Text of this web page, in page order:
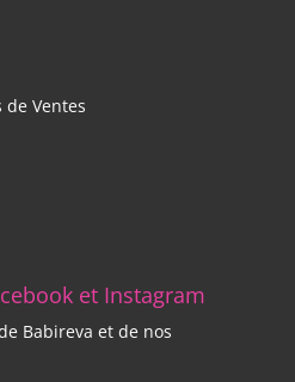
de Ventes
et Instagram
Babireva et de nos